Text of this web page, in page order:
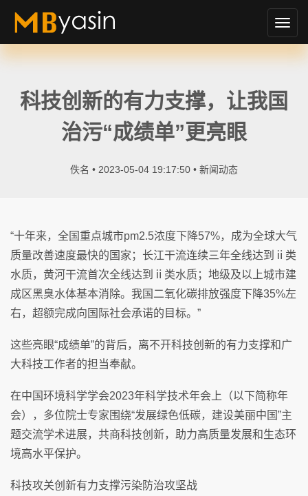
切
换
科技创新的有力支撑，让我国
治污“成绩单”更亮眼
佚名 • 2023-05-04 19:17:50 • 新闻动态
“十年来，全国重点城市pm2.5浓度下降57%，成为全球大气
质量改善速度最快的国家；长江干流连续三年全线达到ⅱ类
水质，黄河干流首次全线达到ⅱ类水质；地级及以上城市建
成区黑臭水体基本消除。我国二氧化碳排放强度下降35%左
右，超额完成向国际社会承诺的目标。”
这些亮眼“成绩单”的背后，离不开科技创新的有力支撑和广
大科技工作者的担当奉献。
在中国环境科学学会2023年科学技术年会上（以下简称年
会），多位院士专家围绕“发展绿色低碳，建设美丽中国”主
题交流学术进展，共商科技创新，助力高质量发展和生态环
境高水平保护。
科技攻关创新有力支撑污染防治攻坚战